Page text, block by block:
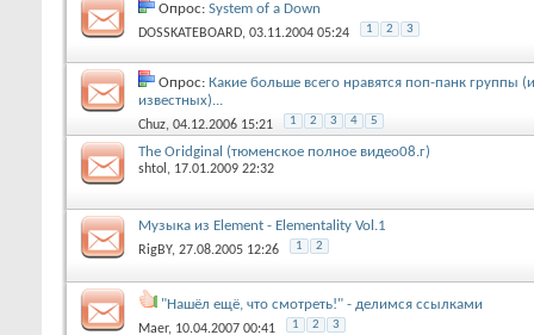
Опрос: System of a Down
DOSSKATEBOARD‎, 03.11.2004 05:24 1 2 3
Опрос: Какие больше всего нравятся поп-панк группы
известных)...
Chuz‎, 04.12.2006 15:21 1 2 3 4 5
The Oridginal (тюменское полное видео08.г)
shtol ‎, 17.01.2009 22:32
Музыка из Element - Elementality Vol.1
RigBY‎, 27.08.2005 12:26 1 2
"Нашёл ещё, что смотреть!" - делимся ссылками
Maer‎, 10.04.2007 00:41 1 2 3